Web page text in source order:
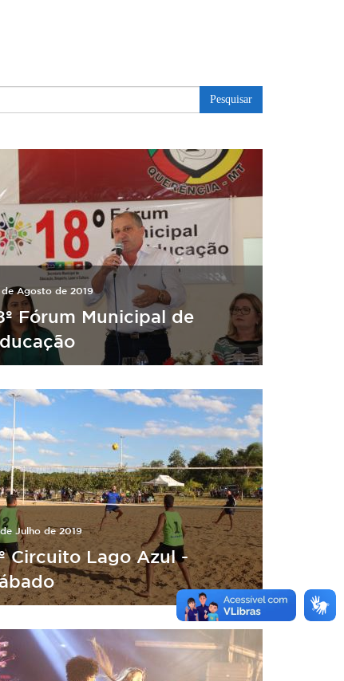
Pesquisar
de Agosto de 2019
Fórum Municipal de
Julho de 2019
Circuito Lago Azul -